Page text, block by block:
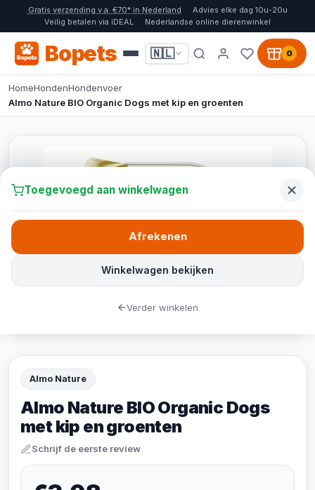
Gratis verzending v.a. €70* in Nederland
Advies elke dag 10u-20u
Veilig betalen via iDEAL
Nederlandse online dierenwinkel
Bopets 🇳🇱 0
HomeHondenHondenvoer
Almo Nature BIO Organic Dogs met kip en groenten
Almo Nature
Almo Nature BIO Organic Dogs
met kip en groenten
Schrijf de eerste review
Toegevoegd aan winkelwagen
Winkelwagen bekijken
Afrekenen
Verder winkelen